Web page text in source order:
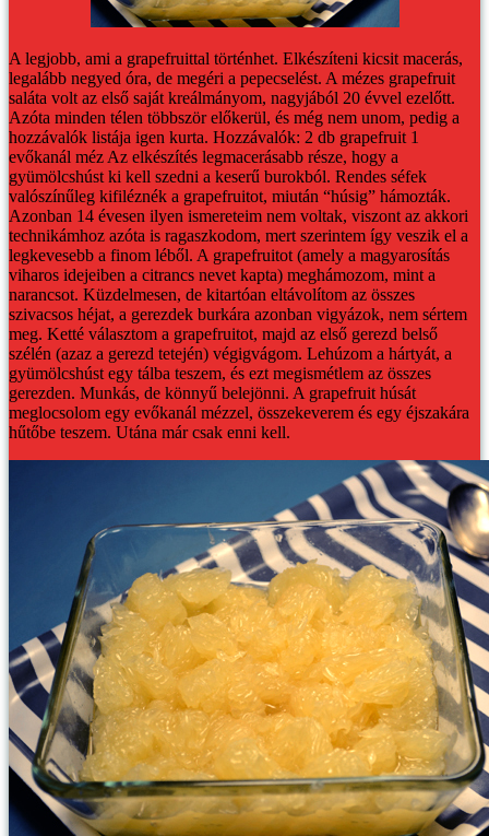
A legjobb, ami a grapefruittal történhet. Elkészíteni kicsit macerás,
legalább negyed óra, de megéri a pepecselést. A mézes grapefruit
saláta volt az első saját kreálmányom, nagyjából 20 évvel ezelőtt.
Azóta minden télen többször előkerül, és még nem unom, pedig a
hozzávalók listája igen kurta. Hozzávalók: 2 db grapefruit 1
evőkanál méz Az elkészítés legmacerásabb része, hogy a
gyümölcshúst ki kell szedni a keserű burokból. Rendes séfek
valószínűleg kifiléznék a grapefruitot, miután “húsig” hámozták.
Azonban 14 évesen ilyen ismereteim nem voltak, viszont az akkori
technikámhoz azóta is ragaszkodom, mert szerintem így veszik el a
legkevesebb a finom léből. A grapefruitot (amely a magyarosítás
viharos idejeiben a citrancs nevet kapta) meghámozom, mint a
narancsot. Küzdelmesen, de kitartóan eltávolítom az összes
szivacsos héjat, a gerezdek burkára azonban vigyázok, nem sértem
meg. Ketté választom a grapefruitot, majd az első gerezd belső
szélén (azaz a gerezd tetején) végigvágom. Lehúzom a hártyát, a
gyümölcshúst egy tálba teszem, és ezt megismétlem az összes
gerezden. Munkás, de könnyű belejönni. A grapefruit húsát
meglocsolom egy evőkanál mézzel, összekeverem és egy éjszakára
hűtőbe teszem. Utána már csak enni kell.